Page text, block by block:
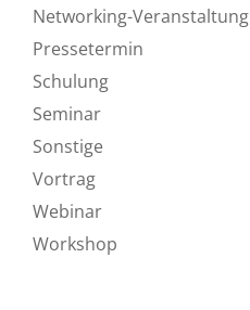
Networking-Veranstaltung
Pressetermin
Schulung
Seminar
Sonstige
Vortrag
Webinar
Workshop